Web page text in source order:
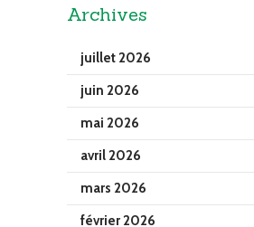
Archives
juillet 2026
juin 2026
mai 2026
avril 2026
mars 2026
février 2026